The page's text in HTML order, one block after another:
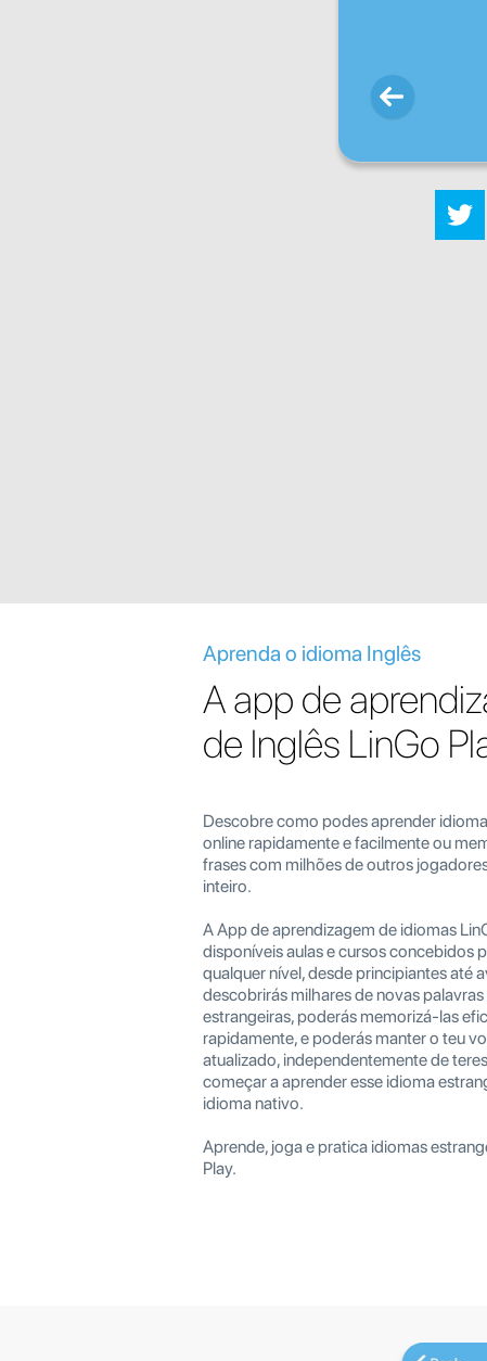
Aprenda o idioma Inglês
A app de
de Inglês LinGo
Descobre como podes aprender
online rapidamente e facilmente ou
frases com milhões de outros
inteiro.
A App de aprendizagem de idiomas
disponíveis aulas e cursos concebidos
qualquer nível, desde principiantes até
descobrirás milhares de novas palavras
estrangeiras, poderás memorizá-las
rapidamente, e poderás manter o teu
atualizado, independentemente de
começar a aprender esse idioma
idioma nativo.
Aprende, joga e pratica idiomas
Play.